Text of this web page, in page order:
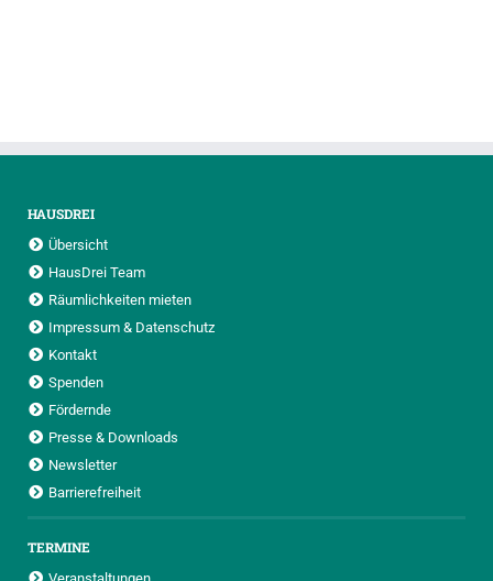
HAUSDREI
Übersicht
HausDrei Team
Räumlichkeiten mieten
Impressum & Datenschutz
Kontakt
Spenden
Fördernde
Presse & Downloads
Newsletter
Barrierefreiheit
TERMINE